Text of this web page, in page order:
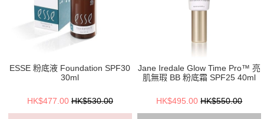
ESSE 粉底液 Foundation SPF30
30ml
HK$477.00 HK$530.00
Jane Iredale Glow Time Pro™ 亮
肌無瑕 BB 粉底霜 SPF25 40ml
HK$495.00 HK$550.00